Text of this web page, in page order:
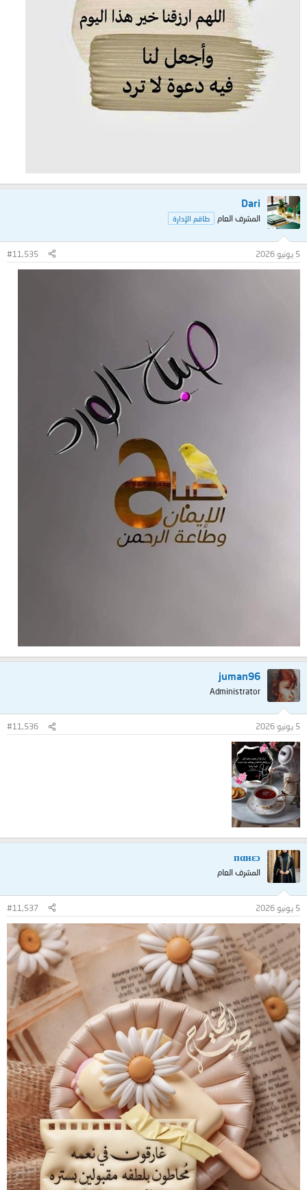
Dari
المشرف العام طاقم الإدارة
5 يونيو 2026 #11,535
juman96
Administrator
5 يونيو 2026 #11,536
пαнεɔ
المشرف العام
5 يونيو 2026 #11,537